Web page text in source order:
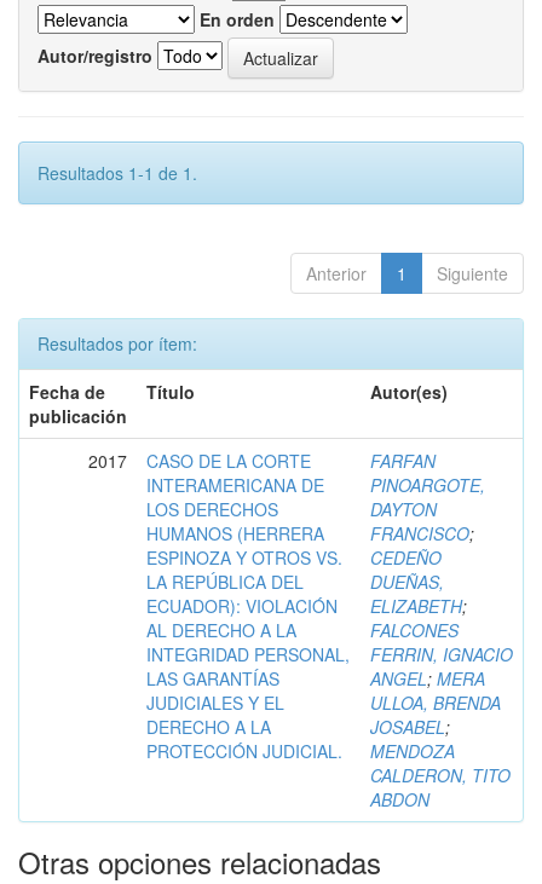
En orden
Autor/registro
Resultados 1-1 de 1.
Anterior 1 Siguiente
Resultados por ítem:
Fecha de
publicación
Título Autor(es)
2017
CASO DE LA CORTE
INTERAMERICANA DE
LOS DERECHOS
HUMANOS (HERRERA
ESPINOZA Y OTROS VS.
LA REPÚBLICA DEL
ECUADOR): VIOLACIÓN
AL DERECHO A LA
INTEGRIDAD PERSONAL,
LAS GARANTÍAS
JUDICIALES Y EL
DERECHO A LA
PROTECCIÓN JUDICIAL.
FARFAN
PINOARGOTE,
DAYTON
FRANCISCO;
CEDEÑO
DUEÑAS,
ELIZABETH;
FALCONES
FERRIN, IGNACIO
ANGEL; MERA
ULLOA, BRENDA
JOSABEL;
MENDOZA
CALDERON, TITO
ABDON
Otras opciones relacionadas